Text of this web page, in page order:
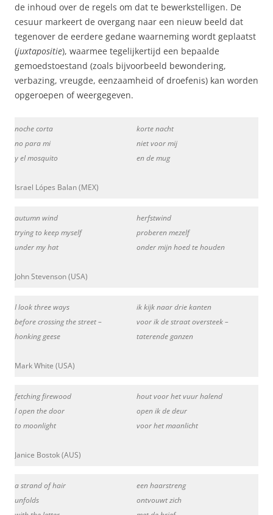
de inhoud over de regels om dat te bewerkstelligen. De
cesuur markeert de overgang naar een nieuw beeld dat
tegenover de eerdere gedane waarneming wordt geplaatst
(juxtapositie), waarmee tegelijkertijd een bepaalde
gemoedstoestand (zoals bijvoorbeeld bewondering,
verbazing, vreugde, eenzaamheid of droefenis) kan worden
opgeroepen of weergegeven.
noche corta
no para mi
y el mosquito
Israel Lópes Balan (MEX)
korte nacht
niet voor mij
en de mug
autumn wind
trying to keep myself
under my hat
John Stevenson (USA)
herfstwind
proberen mezelf
onder mijn hoed te houden
I look three ways
before crossing the street –
honking geese
Mark White (USA)
ik kijk naar drie kanten
voor ik de straat oversteek –
taterende ganzen
fetching firewood
I open the door
to moonlight
Janice Bostok (AUS)
hout voor het vuur halend
open ik de deur
voor het maanlicht
a strand of hair
unfolds
een haarstreng
ontvouwt zich